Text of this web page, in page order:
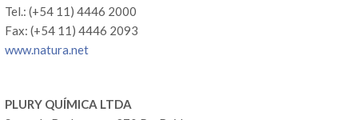
Tel.: (+54 11) 4446 2000
Fax: (+54 11) 4446 2093
www.natura.net
PLURY QUÍMICA LTDA